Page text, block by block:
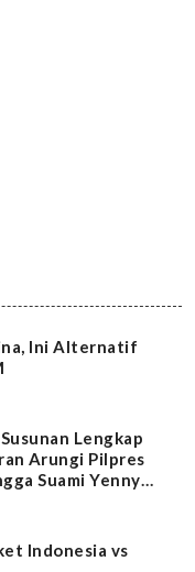
Ini Alternatif
Lengkap
Arungi Pilpres
Suami Yenny
Indonesia vs